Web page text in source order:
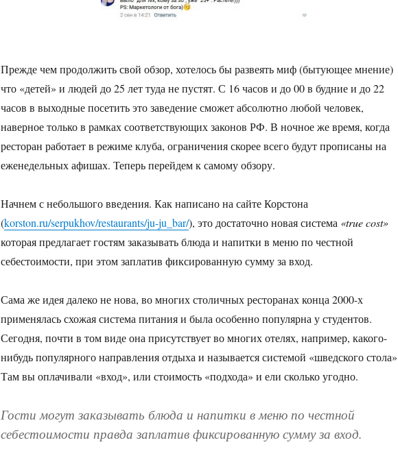
Прежде чем продолжить свой обзор, хотелось бы развеять миф (бытующее мнение)
что «детей» и людей до 25 лет туда не пустят. С 16 часов и до 00 в будние и до 22
часов в выходные посетить это заведение сможет абсолютно любой человек,
наверное только в рамках соответствующих законов РФ. В ночное же время, когда
ресторан работает в режиме клуба, ограничения скорее всего будут прописаны на
еженедельных афишах. Теперь перейдем к самому обзору.
Начнем с небольшого введения. Как написано на сайте Корстона
(korston.ru/serpukhov/restaurants/ju-ju_bar/), это достаточно новая система «true cost»
которая предлагает гостям заказывать блюда и напитки в меню по честной
себестоимости, при этом заплатив фиксированную сумму за вход.
Сама же идея далеко не нова, во многих столичных ресторанах конца 2000-х
применялась схожая система питания и была особенно популярна у студентов.
Сегодня, почти в том виде она присутствует во многих отелях, например, какого-
нибудь популярного направления отдыха и называется системой «шведского
Там вы оплачивали «вход», или стоимость «подхода» и ели сколько угодно.
Гости могут заказывать блюда и напитки в меню по честной
себестоимости правда заплатив фиксированную сумму за вход.